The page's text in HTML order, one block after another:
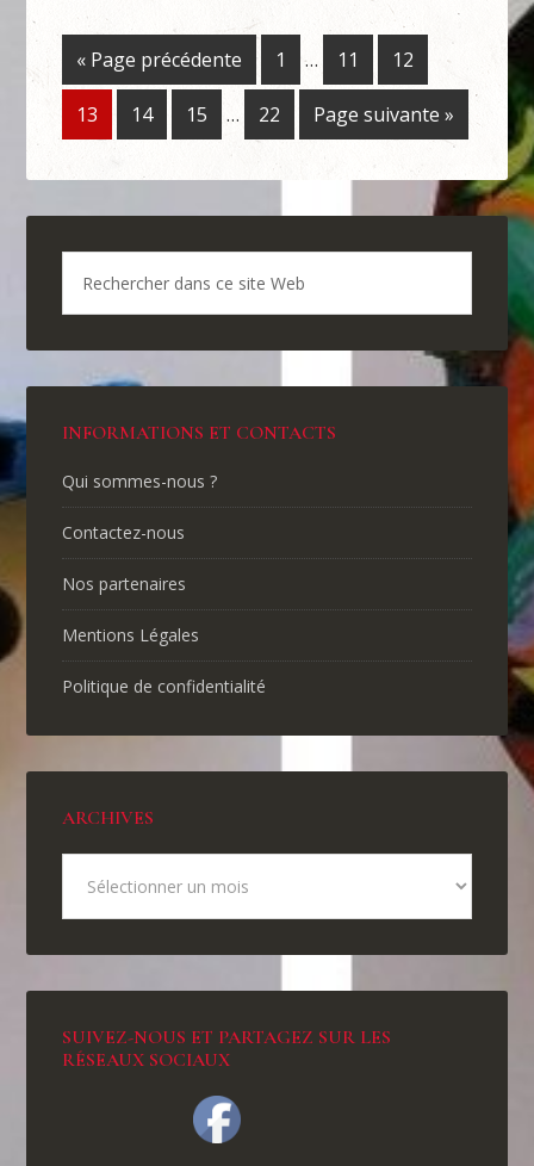
« Page précédente 1 … 11 12
13 14 15 … 22 Page suivante »
INFORMATIONS ET CONTACTS
Qui sommes-nous ?
Contactez-nous
Nos partenaires
Mentions Légales
Politique de confidentialité
ARCHIVES
SUIVEZ-NOUS ET PARTAGEZ SUR LES
RÉSEAUX SOCIAUX